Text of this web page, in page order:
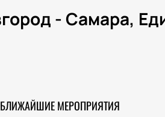
- Самара,
БЛИЖАЙШИЕ МЕРОПРИЯТИЯ